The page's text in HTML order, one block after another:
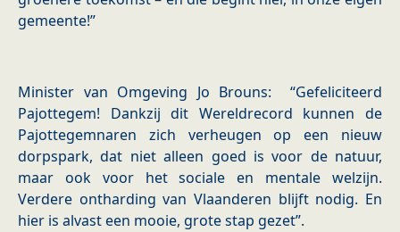
gemeente!”
Minister van Omgeving Jo Brouns: “Gefeliciteerd
Pajottegem! Dankzij dit Wereldrecord kunnen de
Pajottegemnaren zich verheugen op een nieuw
dorpspark, dat niet alleen goed is voor de natuur,
maar ook voor het sociale en mentale welzijn.
Verdere ontharding van Vlaanderen blijft nodig. En
hier is alvast een mooie, grote stap gezet”.